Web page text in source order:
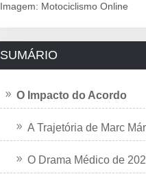
Imagem: Motociclismo Online
SUMÁRIO
O Impacto do Acordo
A Trajetória de Marc
O Drama Médico de